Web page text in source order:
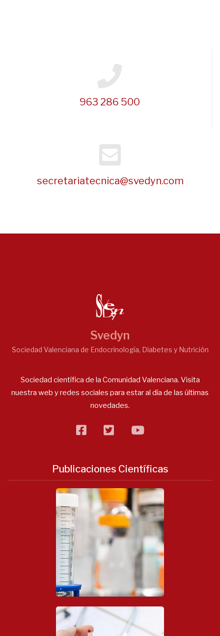
963 286 500
secretariatecnica@svedyn.com
Svedyn
Sociedad Valenciana de Endocrinología, Diabetes y Nutrición
Sociedad científica de la Comunidad Valenciana. Visita
nuestra web y redes sociales para estar al día de las últimas
novedades.
facebooktwitterflickr
Publicaciones Científicas